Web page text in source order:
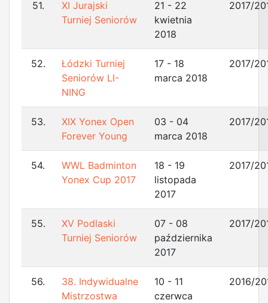
51.
XI Jurajski
Turniej Seniorów
21 - 22
kwietnia
2018
2017/
52.
Łódzki Turniej
Seniorów LI-
NING
17 - 18
marca 2018
2017/
53.
XIX Yonex Open
Forever Young
03 - 04
marca 2018
2017/
54.
WWL Badminton
Yonex Cup 2017
18 - 19
listopada
2017
2017/
55.
XV Podlaski
Turniej Seniorów
07 - 08
października
2017
2017/
56.
38. Indywidualne
Mistrzostwa
10 - 11
czerwca
2016/